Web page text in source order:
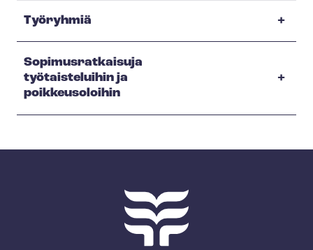
Työryhmiä
Sopimusratkaisuja
työtaisteluihin ja
poikkeusoloihin